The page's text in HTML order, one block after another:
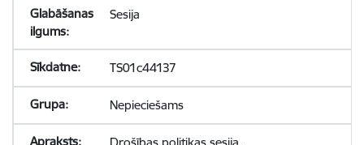
Sesija
TS01c44137
Nepieciešams